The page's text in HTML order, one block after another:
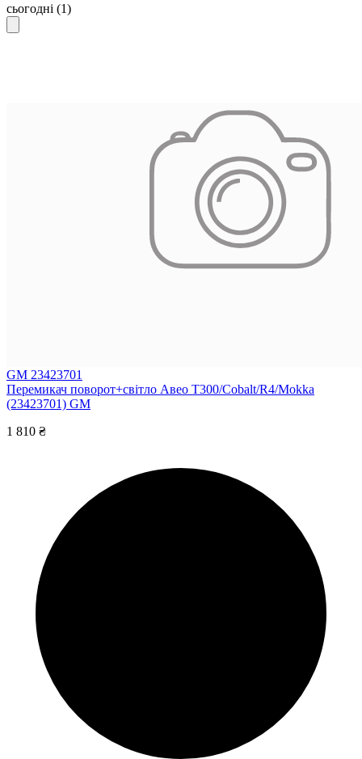
сьогодні (1)
GM 23423701
Перемикач поворот+світло Авео Т300/Cobalt/R4/Mokka
(23423701) GM
1 810 ₴